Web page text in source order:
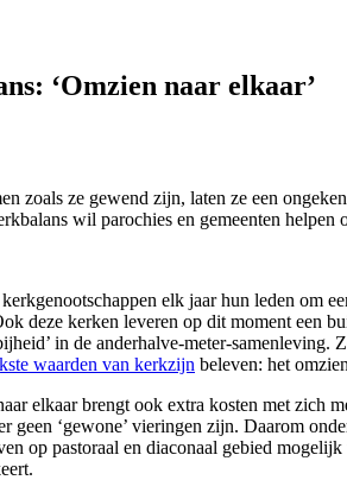
‘Omzien naar elkaar’
zoals ze gewend zijn, laten ze een
wil parochies en gemeenten
elk jaar hun leden om
deze kerken leveren op dit moment een
in de anderhalve-meter-
waarden van kerkzijn beleven: het
elkaar brengt ook extra kosten met zich
geen ‘gewone’ vieringen zijn. Daarom
op pastoraal en diaconaal gebied